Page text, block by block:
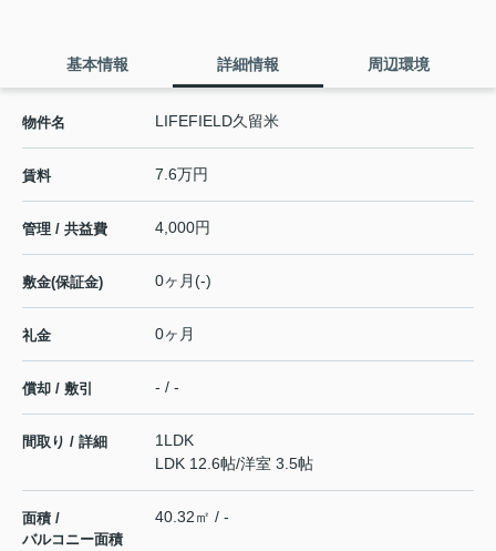
基本情報 詳細情報 周辺環境
物件名 LIFEFIELD久留米
賃料 7.6万円
管理 / 共益費 4,000円
敷金(保証金) 0ヶ月(-)
礼金 0ヶ月
償却 / 敷引 - / -
間取り / 詳細
1LDK
LDK 12.6帖/洋室 3.5帖
面積 /
バルコニー面積
40.32㎡ / -